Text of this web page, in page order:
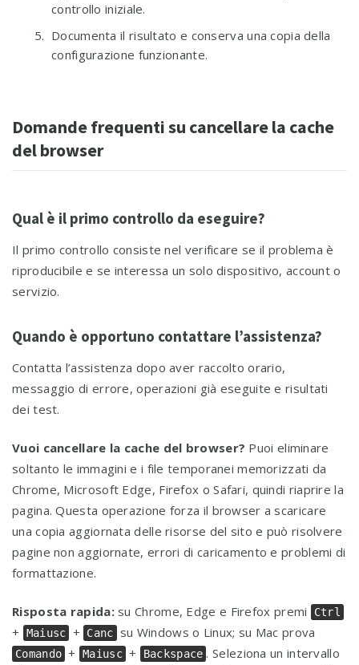
controllo iniziale.
Documenta il risultato e conserva una copia della
configurazione funzionante.
Domande frequenti su cancellare la cache
del browser
Qual è il primo controllo da eseguire?
Il primo controllo consiste nel verificare se il problema è
riproducibile e se interessa un solo dispositivo, account o
servizio.
Quando è opportuno contattare l’assistenza?
Contatta l’assistenza dopo aver raccolto orario,
messaggio di errore, operazioni già eseguite e risultati
dei test.
Vuoi cancellare la cache del browser? Puoi eliminare
soltanto le immagini e i file temporanei memorizzati da
Chrome, Microsoft Edge, Firefox o Safari, quindi riaprire la
pagina. Questa operazione forza il browser a scaricare
una copia aggiornata delle risorse del sito e può risolvere
pagine non aggiornate, errori di caricamento e problemi di
formattazione.
Risposta rapida:su Chrome, Edge e Firefox premi Ctrl
+ Maiusc + Canc su Windows o Linux; su Mac prova
Comando + Maiusc + Backspace . Seleziona un intervallo